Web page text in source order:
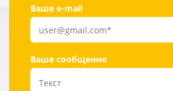
Ваше e-mail
Ваше сообщение